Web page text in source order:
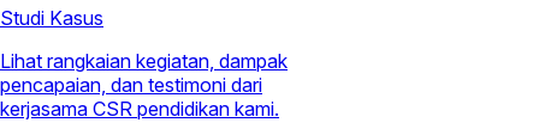
Studi Kasus
Lihat rangkaian kegiatan, dampak
pencapaian, dan testimoni dari
kerjasama CSR pendidikan kami.